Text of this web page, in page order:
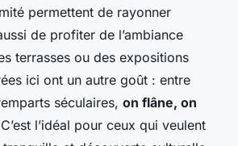
permettent de rayonner
de profiter de l’ambiance
terrasses ou des expositions
ici ont un autre goût : entre
séculaires, on flâne, on
l’idéal pour ceux qui veulent